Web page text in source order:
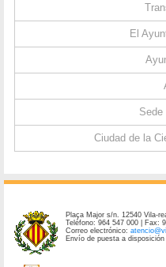
El
Sede
Ciudad de la
Plaça Major s/n. 12540 Vila-
Teléfono: 964 547 000 | Fax:
Correo electrónico:
Envío de puesta a